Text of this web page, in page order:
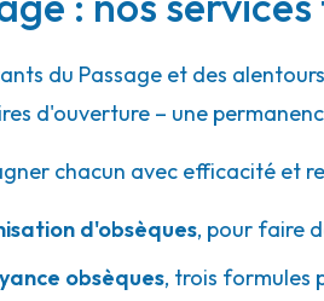
05 53 23 47 52
votre écoute 24h/24 7j/7
du Passage et des
d'ouverture – une
chacun avec efficacité et
d'obsèques, pour faire
obsèques, trois formules